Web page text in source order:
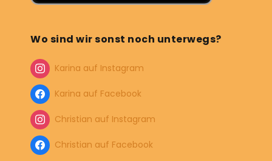
Wo sind wir sonst noch unterwegs?
Karina auf Instagram
Karina auf Facebook
Christian auf Instagram
Christian auf Facebook